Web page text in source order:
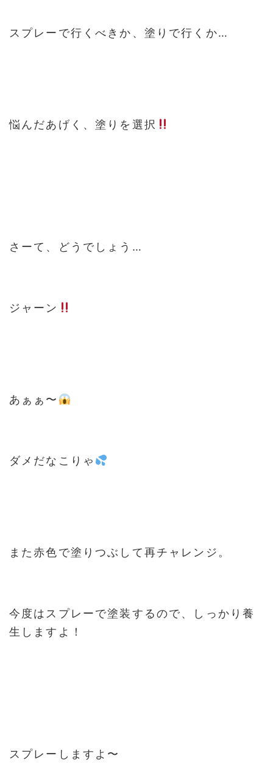
スプレーで行くべきか、塗りで行くか…
悩んだあげく、塗りを選択
さーて、どうでしょう…
ジャーン
あぁぁ〜
ダメだなこりゃ
また赤色で塗りつぶして再チャレンジ。
今度はスプレーで塗装するので、しっかり養
生しますよ！
スプレーしますよ〜